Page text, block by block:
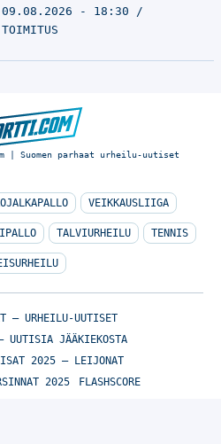
09.08.2026 - 18:30
TOIMITUS
| Suomen parhaat urheilu-uutiset
VEIKKAUSLIIGA
TALVIURHEILU TENNIS
– URHEILU-UUTISET
UUTISIA JÄÄKIEKOSTA
2025 – LEIJONAT
2025
FLASHSCORE